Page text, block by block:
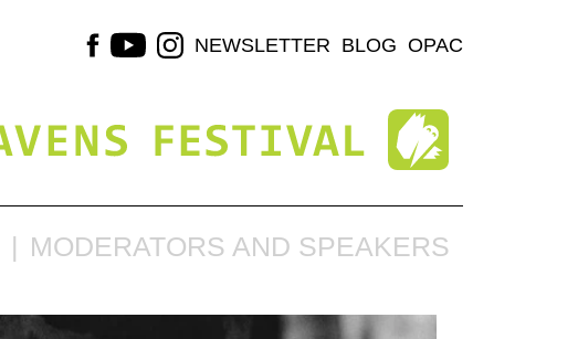
NEWSLETTER BLOG OPAC
MODERATORS AND SPEAKERS